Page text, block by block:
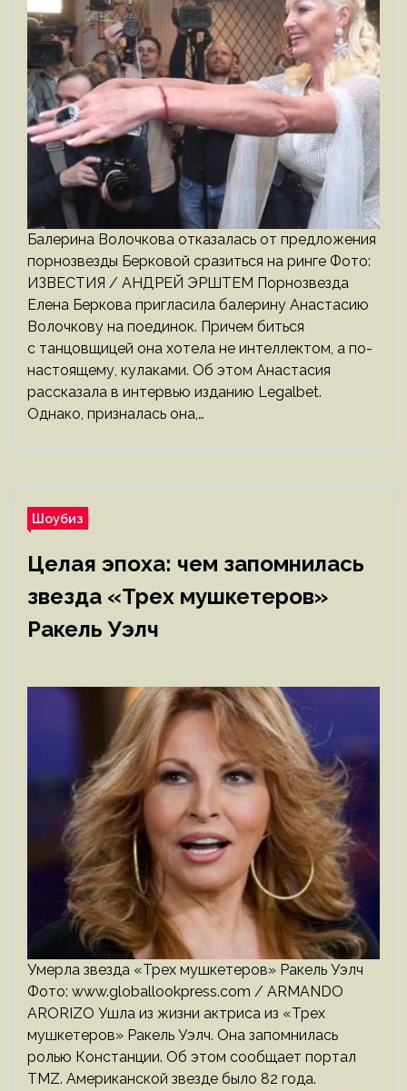
Балерина Волочкова отказалась от предложения
порнозвезды Берковой сразиться на ринге Фото:
ИЗВЕСТИЯ / АНДРЕЙ ЭРШТЕМ Порнозвезда
Елена Беркова пригласила балерину Анастасию
Волочкову на поединок. Причем биться
с танцовщицей она хотела не интеллектом, а по-
настоящему, кулаками. Об этом Анастасия
рассказала в интервью изданию Legalbet.
Однако, призналась она,…
Шоубиз
Целая эпоха: чем запомнилась
звезда «Трех мушкетеров»
Ракель Уэлч
Умерла звезда «Трех мушкетеров» Ракель Уэлч
Фото: www.globallookpress.com / ARMANDO
ARORIZO Ушла из жизни актриса из «Трех
мушкетеров» Ракель Уэлч. Она запомнилась
ролью Констанции. Об этом сообщает портал
TMZ. Американской звезде было 82 года.